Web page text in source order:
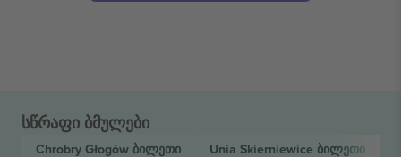
სწრაფი ბმულები
Chrobry Głogów ბილეთი Unia Skierniewice ბილეთი